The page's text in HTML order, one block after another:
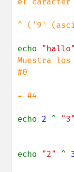
^ ('9'
echo
Muestra
#0
= #4
echo 2 ^ "3"
echo "2" ^